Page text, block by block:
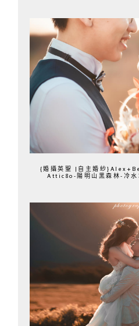
{婚攝英聖 |自主婚紗
Attic80-陽明山黑森林-冷水